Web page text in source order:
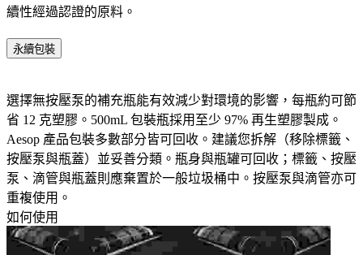
續性經過認證的原料。​
永續包裝
選擇無按壓泵的補充瓶能有效減少對環境的影響，每瓶約可節
省 12 克塑膠。500mL 包裝瓶採用至少 97% 再生塑膠製成。
Aesop 產品包裝多數部分皆可回收。建議您拆解（移除標籤、
按壓泵與瓶蓋）並妥善分類。瓶身與瓶罐可回收；標籤、按壓
泵、滴管與瓶蓋則應棄置於一般垃圾桶中。按壓泵與滴管亦可
重複使用。​
如何使用